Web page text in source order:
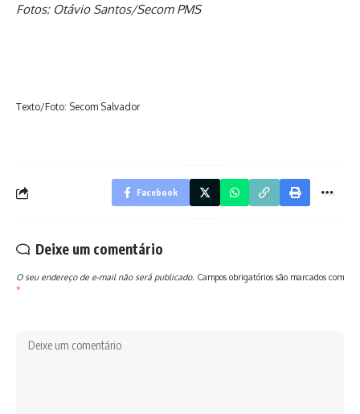
Fotos: Otávio Santos/Secom PMS
Texto/Foto: Secom Salvador
Facebook
Deixe um comentário
O seu endereço de e-mail não será publicado. Campos obrigatórios são marcados com
*